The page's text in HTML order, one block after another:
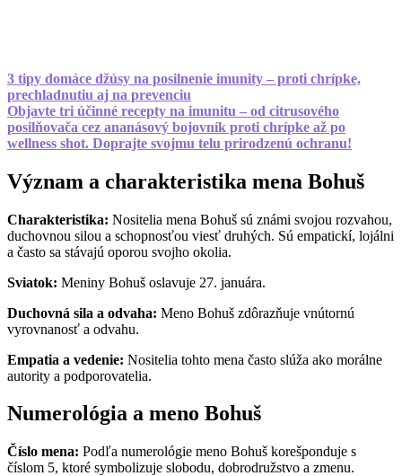
3 tipy domáce džúsy na posilnenie imunity – proti chrípke,
prechladnutiu aj na prevenciu
Objavte tri účinné recepty na imunitu – od citrusového
posilňovača cez ananásový bojovník proti chrípke až po
wellness shot. Doprajte svojmu telu prirodzenú ochranu!
Význam a charakteristika mena Bohuš
Charakteristika: Nositelia mena Bohuš sú známi svojou rozvahou,
duchovnou silou a schopnosťou viesť druhých. Sú empatickí, lojálni
a často sa stávajú oporou svojho okolia.
Sviatok: Meniny Bohuš oslavuje 27. januára.
Duchovná sila a odvaha: Meno Bohuš zdôrazňuje vnútornú
vyrovnanosť a odvahu.
Empatia a vedenie: Nositelia tohto mena často slúža ako morálne
autority a podporovatelia.
Numerológia a meno Bohuš
Číslo mena: Podľa numerológie meno Bohuš korešponduje s
číslom 5, ktoré symbolizuje slobodu, dobrodružstvo a zmenu.